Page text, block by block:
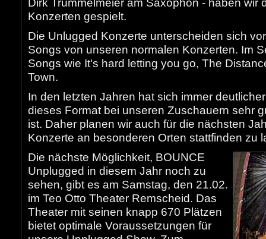
Dirk Trümmelmeier am Saxophon - haben wir
Konzerten gespielt.
Die Unlugged Konzerte unterscheiden sich
Songs von unseren normalen Konzerten. Im
Songs wie It's hard letting you go, The
Town.
In den letzten Jahren hat sich immer
dieses Format bei unseren Zuschauern sehr
ist. Daher planen wir auch für die nächsten
Konzerte an besonderen Orten stattfinden zu
Die nächste Möglichkeit, BOUNCE
Unplugged in diesem Jahr noch zu
sehen, gibt es am Samstag, den 21.02.
im Teo Otto Theater Remscheid. Das
Theater mit seinen knapp 670 Plätzen
bietet optimale Voraussetzungen für